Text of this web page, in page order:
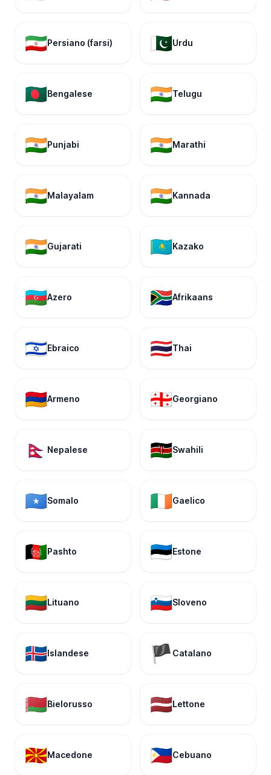
🇮🇷Persiano (farsi) 🇵🇰Urdu
🇧🇩Bengalese 🇮🇳Telugu
🇮🇳Punjabi 🇮🇳Marathi
🇮🇳Malayalam 🇮🇳Kannada
🇮🇳Gujarati 🇰🇿Kazako
🇦🇿Azero 🇿🇦Afrikaans
🇮🇱Ebraico 🇹🇭Thai
🇦🇲Armeno 🇬🇪Georgiano
🇳🇵 Nepalese 🇰🇪Swahili
🇸🇴Somalo 🇮🇪Gaelico
🇦🇫Pashto 🇪🇪Estone
🇱🇹Lituano 🇸🇮Sloveno
🇮🇸Islandese 🏴 Catalano
🇧🇾Bielorusso 🇱🇻Lettone
🇲🇰Macedone 🇵🇭Cebuano